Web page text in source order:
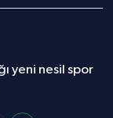
yeni nesil spor